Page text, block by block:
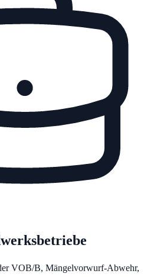
VOB/B, Mängelvorwurf-Abwehr,